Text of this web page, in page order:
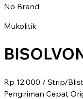
No Brand
Mukolitik
Rp 12.000 / Strip/
Pengiriman Cepat